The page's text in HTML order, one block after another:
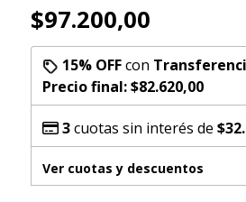
$97.200,00
15% OFFcon
Precio final:$82.620,00
3cuotas sin interés de
Ver cuotas y descuentos